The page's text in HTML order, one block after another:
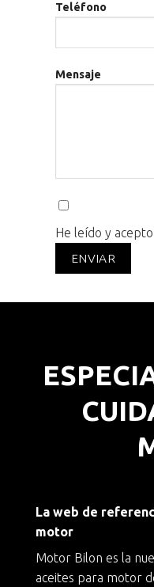
Teléfono
Mensaje
He leído y acepto
La web de
motor
Motor Bilon es la
aceites para motor